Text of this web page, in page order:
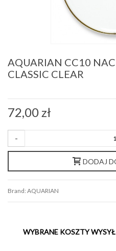
AQUARIAN CC10
CLASSIC CLEAR
72,00 zł
-
DODAJ
Brand: AQUARIAN
WYBRANE KOSZTY